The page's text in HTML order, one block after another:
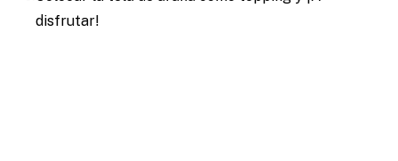
disfrutar!